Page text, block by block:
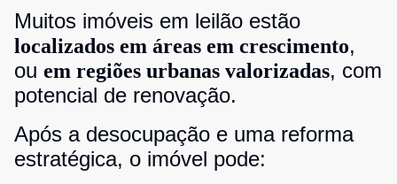
Muitos imóveis em leilão estão
localizados em áreas em crescimento,
ou em regiões urbanas valorizadas, com
potencial de renovação.
Após a desocupação e uma reforma
estratégica, o imóvel pode: